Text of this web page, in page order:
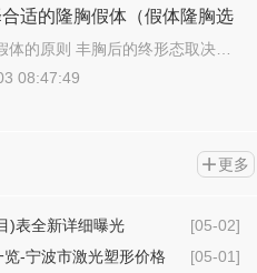
适的隆胸假体（假体隆胸选
好）
体的原则 丰胸后的终形态取决…
08:47:49
更多
[05-02]
)表全新详细曝光
[05-01]
-宁波市激光塑形价格